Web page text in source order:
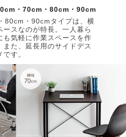
・70cm・80cm・90cm
80cm・90cmタイプは、横
ースなのが特長。一人暮ら
も気軽に作業スペースを作
また、延長用のサイドデス
す。